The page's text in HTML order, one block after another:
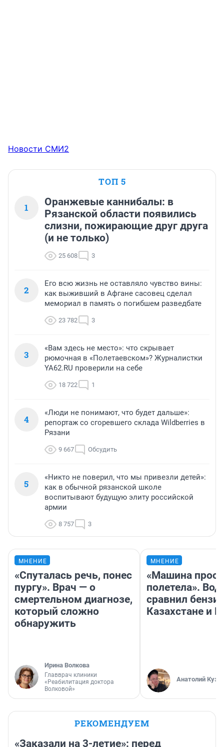
Новости СМИ2
ТОП 5
1
Оранжевые каннибалы: в
Рязанской области появились
слизни, пожирающие друг друга
(и не только)
25 608 3
2
Его всю жизнь не оставляло чувство вины:
как выживший в Афгане сасовец сделал
мемориал в память о погибшем разведбате
23 782 3
3
«Вам здесь не место»: что скрывает
рюмочная в «Полетаевском»? Журналистки
YA62.RU проверили на себе
18 722 1
4
«Люди не понимают, что будет дальше»:
репортаж со сгоревшего склада Wildberries в
Рязани
9 667 Обсудить
5
«Никто не поверил, что мы привезли детей»:
как в обычной рязанской школе
воспитывают будущую элиту российской
армии
8 757 3
МНЕНИЕ
«Спуталась речь, понес
пургу». Врач — о
смертельном диагнозе,
который сложно
обнаружить
Ирина Волкова
Главврач клиники
«Реабилитация доктора
Волковой»
МНЕНИЕ
«Машина
полетела».
сравнил
Казахстане и
Анатолий
РЕКОМЕНДУЕМ
«Заказали на 3-летие»: перед